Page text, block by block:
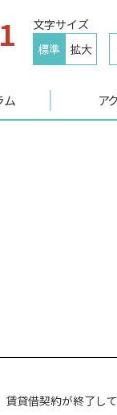
文字サイズ
標準
拡大
ム ア
貸借契約が終了し